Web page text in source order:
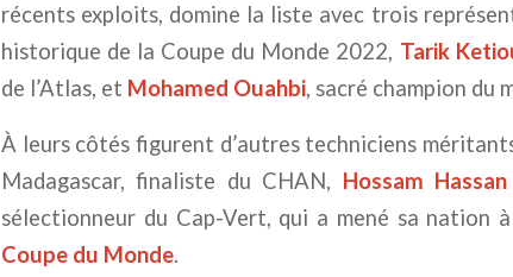
récents exploits, domine la liste avec trois
historique de la Coupe du Monde 2022, Tarik
de l’Atlas, et Mohamed Ouahbi, sacré champion du
À leurs côtés figurent d’autres techniciens
Madagascar, finaliste du CHAN, Hossam Hassan
sélectionneur du Cap-Vert, qui a mené sa nation
Coupe du Monde.